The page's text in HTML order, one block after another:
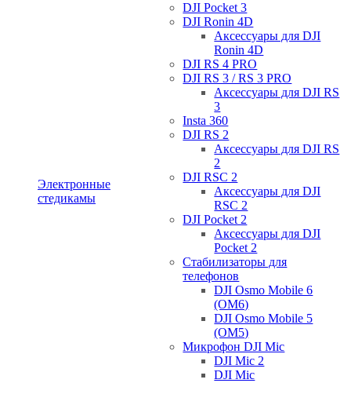
Электронные
стедикамы
DJI Pocket 3
DJI Ronin 4D
Аксессуары для DJI
Ronin 4D
DJI RS 4 PRO
DJI RS 3 / RS 3 PRO
Аксессуары для DJI RS
3
Insta 360
DJI RS 2
Аксессуары для DJI RS
2
DJI RSC 2
Аксессуары для DJI
RSC 2
DJI Pocket 2
Аксессуары для DJI
Pocket 2
Стабилизаторы для
телефонов
DJI Osmo Mobile 6
(OM6)
DJI Osmo Mobile 5
(OM5)
Микрофон DJI Mic
DJI Mic 2
DJI Mic